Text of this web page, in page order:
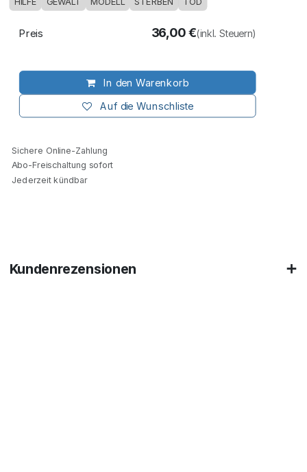
In den Warenkorb
Auf die Wunschliste
Preis 36,00€(inkl. Steuern)
Sichere Online-Zahlung
Abo-Freischaltung sofort
Jederzeit kündbar
Kundenrezensionen